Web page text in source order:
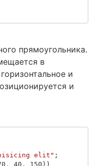
прямоугольника.
в
и
и
elit" ;
, 40 , 150 ))